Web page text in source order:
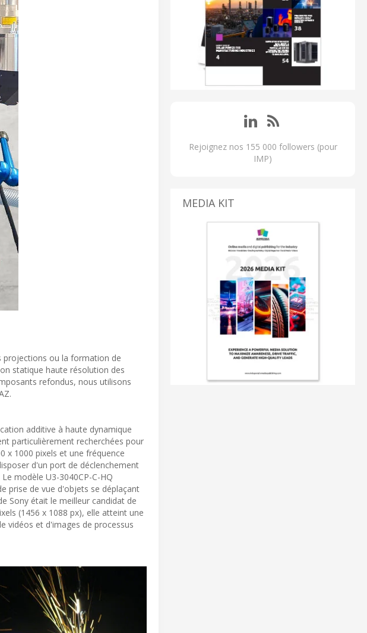
projections ou la formation de
statique haute résolution des
refondus, nous utilisons
additive à haute dynamique
particulièrement recherchées pour
x 1000 pixels et une fréquence
d'un port de déclenchement
modèle U3-3040CP-C-HQ
prise de vue d'objets se déplaçant
Sony était le meilleur candidat de
(1456 x 1088 px), elle atteint une
vidéos et d'images de processus
Rejoignez nos 155 000 followers (pour
IMP)
MEDIA KIT